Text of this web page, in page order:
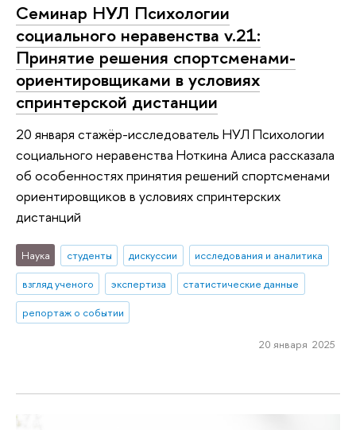
Cеминар НУЛ Психологии
социального неравенства v.21:
Принятие решения спортсменами-
ориентировщиками в условиях
спринтерской дистанции
20 января стажёр-исследователь НУЛ Психологии
социального неравенства Ноткина Алиса рассказала
об особенностях принятия решений спортсменами
ориентировщиков в условиях спринтерских
дистанций
Наука студенты дискуссии
исследования и аналитика
взгляд ученого
экспертиза
статистические данные
репортаж о событии
20 января 2025